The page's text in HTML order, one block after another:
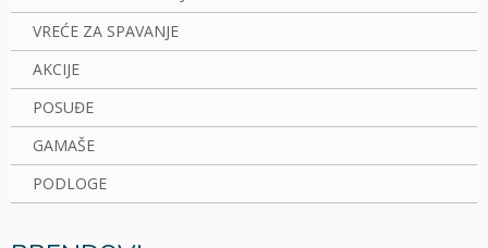
VREĆE ZA SPAVANJE
AKCIJE
POSUĐE
GAMAŠE
PODLOGE